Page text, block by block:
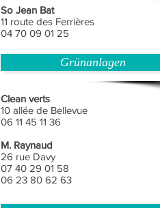
So Jean Bat
11 route des Ferrières
04 70 09 01 25
Grünanlagen
Clean verts
10 allée de Bellevue
06 11 45 11 36
M. Raynaud
26 rue Davy
07 40 29 01 58
06 23 80 62 63